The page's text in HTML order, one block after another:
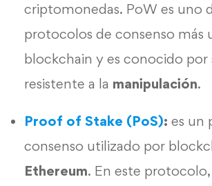
criptomonedas. PoW es uno
protocolos de consenso más
blockchain y es conocido por
resistente a la manipulación.
Proof of Stake (PoS): es un
consenso utilizado por
Ethereum. En este